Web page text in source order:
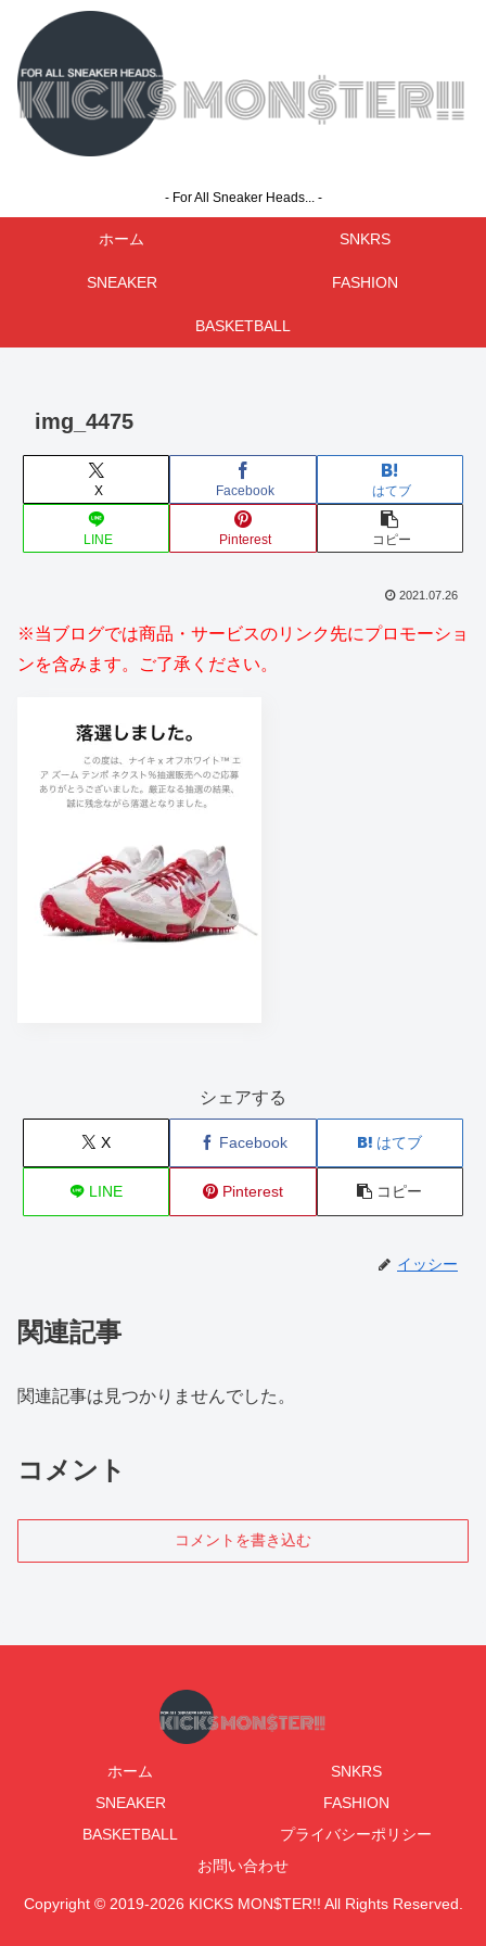
- For All Sneaker Heads... -
ホーム SNKRS
SNEAKER FASHION
BASKETBALL
img_4475
X Facebook はてブ
LINE Pinterest コピー
2021.07.26
※当ブログでは商品・サービスのリンク先にプロモーショ
ンを含みます。ご了承ください。
シェアする
X Facebook はてブ
LINE Pinterest コピー
イッシー
関連記事
関連記事は見つかりませんでした。
コメント
コメントを書き込む
ホーム
SNKRS
SNEAKER
FASHION
BASKETBALL
プライバシーポリシー
お問い合わせ
Copyright © 2019-2026 KICKS MON$TER!! All Rights Reserved.